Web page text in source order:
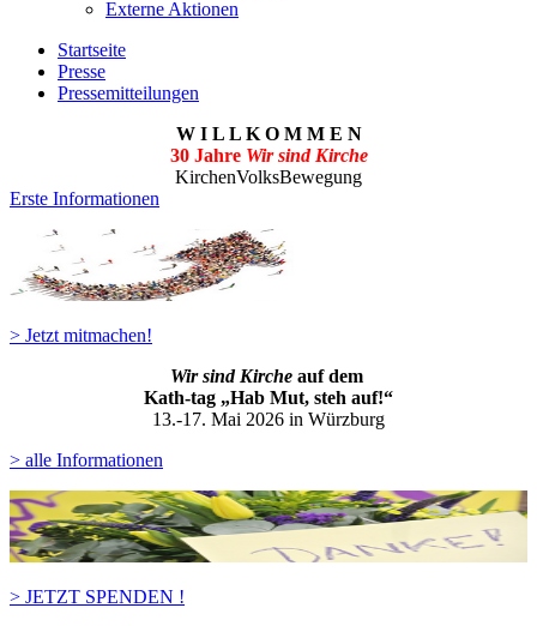
Externe Aktionen
Startseite
Presse
Pressemitteilungen
W I L L K O M M E N
30 Jahre Wir sind Kirche
KirchenVolksBewegung
Erste Informationen
> Jetzt mitmachen!
Wir sind Kirche auf dem
Kath-tag „Hab Mut, steh auf!“
13.-17. Mai 2026 in Würzburg
> alle Informationen
> JETZT SPENDEN !